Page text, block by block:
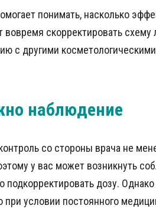
понимать, насколько
вовремя скорректировать схему
с другими
наблюдение
со стороны врача не
у вас может возникнуть
подкорректировать дозу.
при условии постоянного